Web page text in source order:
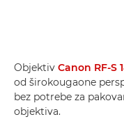
Objektiv Canon RF-S
od širokougaone
bez potrebe za
objektiva.